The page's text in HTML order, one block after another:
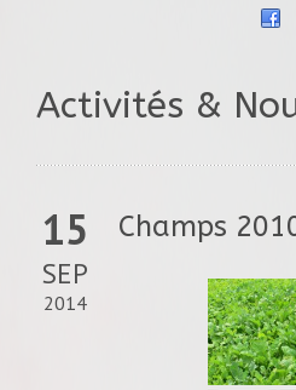
Activités &
15
SEP
2014
Champs